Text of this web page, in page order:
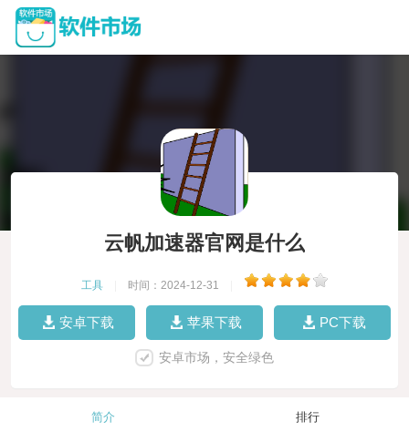
云帆加速器官网是什么
工具 时间：2024-12-31
安卓下载 苹果下载 PC下载
安卓市场，安全绿色
简介 排行